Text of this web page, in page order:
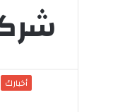
أخبارك